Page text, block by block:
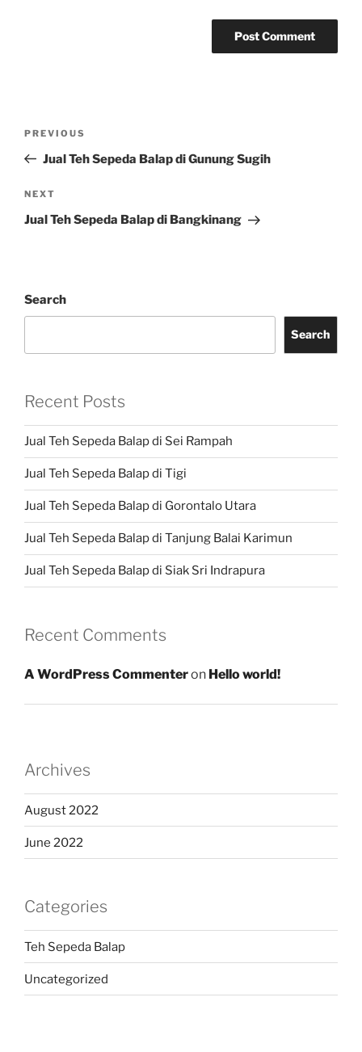
Previous
Post
PREVIOUS
Jual Teh Sepeda Balap di Gunung Sugih
Next
Post
NEXT
Jual Teh Sepeda Balap di Bangkinang
Search
Search
Recent Posts
Jual Teh Sepeda Balap di Sei Rampah
Jual Teh Sepeda Balap di Tigi
Jual Teh Sepeda Balap di Gorontalo Utara
Jual Teh Sepeda Balap di Tanjung Balai Karimun
Jual Teh Sepeda Balap di Siak Sri Indrapura
Recent Comments
A WordPress Commenteron Hello world!
Archives
August 2022
June 2022
Categories
Teh Sepeda Balap
Uncategorized